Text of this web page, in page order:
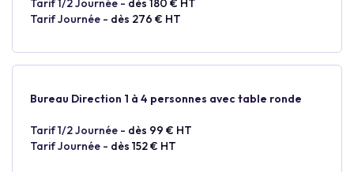
Tarif 1/2 Journée - dès 180 € HT
Tarif Journée - dès 276 € HT
Bureau Direction 1 à 4 personnes avec table ronde
Tarif 1/2 Journée - dès 99 € HT
Tarif Journée - dès 152 € HT